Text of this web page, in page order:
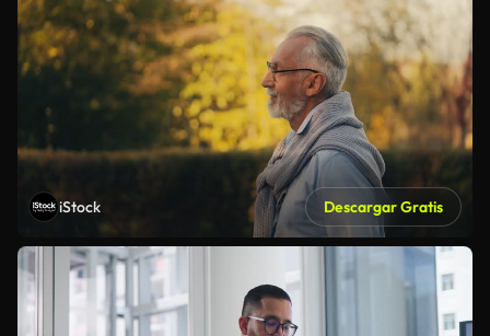
iStock Descargar Gratis